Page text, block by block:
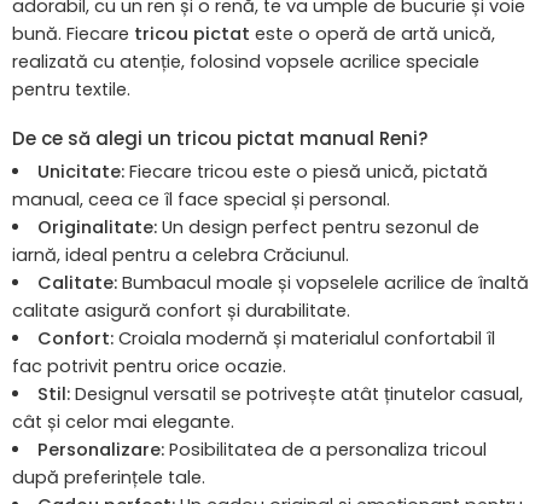
adorabil, cu un ren și o renă, te va umple de bucurie și voie
bună. Fiecare tricou pictat este o operă de artă unică,
realizată cu atenție, folosind vopsele acrilice speciale
pentru textile.
De ce să alegi un tricou pictat manual Reni?
Unicitate:Fiecare tricou este o piesă unică, pictată
manual, ceea ce îl face special și personal.
Originalitate:Un design perfect pentru sezonul de
iarnă, ideal pentru a celebra Crăciunul.
Calitate:Bumbacul moale și vopselele acrilice de înaltă
calitate asigură confort și durabilitate.
Confort:Croiala modernă și materialul confortabil îl
fac potrivit pentru orice ocazie.
Stil:Designul versatil se potrivește atât ținutelor casual,
cât și celor mai elegante.
Personalizare:Posibilitatea de a personaliza tricoul
după preferințele tale.